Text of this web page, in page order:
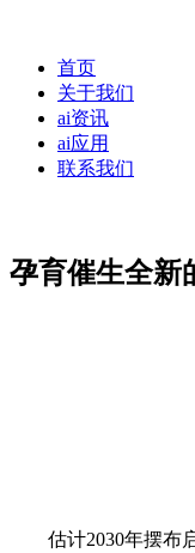
首页
关于我们
ai资讯
ai应用
联系我们
孕育催生全新
估计2030年摆布启